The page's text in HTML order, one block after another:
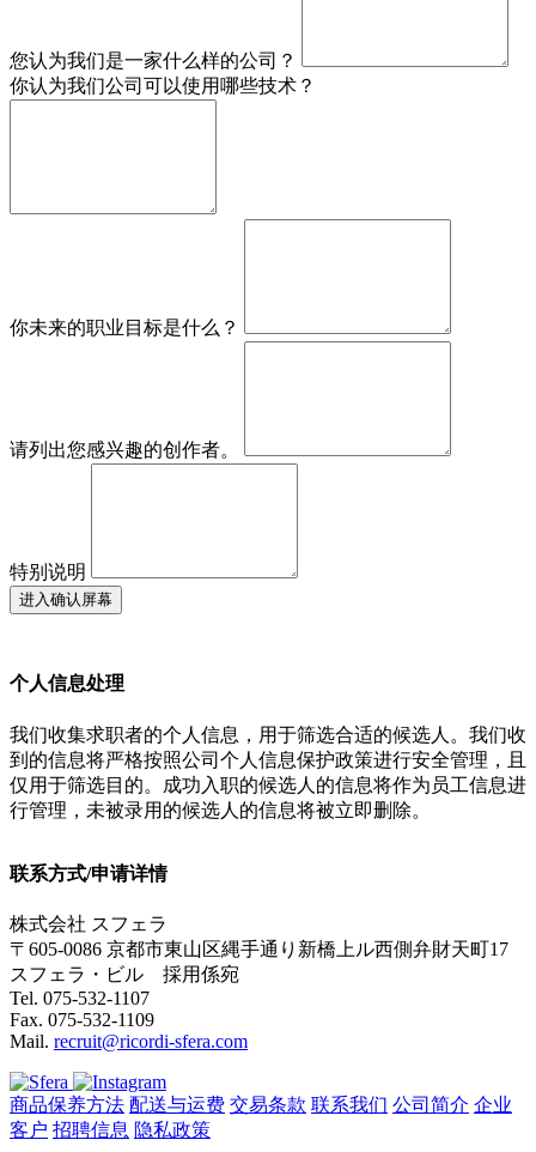
您认为我们是一家什么样的公司？
你认为我们公司可以使用哪些技术？
你未来的职业目标是什么？
请列出您感兴趣的创作者。
特别说明
进入确认屏幕
个人信息处理
我们收集求职者的个人信息，用于筛选合适的候选人。我们收
到的信息将严格按照公司个人信息保护政策进行安全管理，且
仅用于筛选目的。成功入职的候选人的信息将作为员工信息进
行管理，未被录用的候选人的信息将被立即删除。
联系方式/申请详情
株式会社 スフェラ
〒605-0086 京都市東山区縄手通り新橋上ル西側弁財天町17
スフェラ・ビル 採用係宛
Tel. 075-532-1107
Fax. 075-532-1109
Mail. recruit@ricordi-sfera.com
商品保养方法 配送与运费 交易条款 联系我们 公司简介 企业
客户 招聘信息 隐私政策